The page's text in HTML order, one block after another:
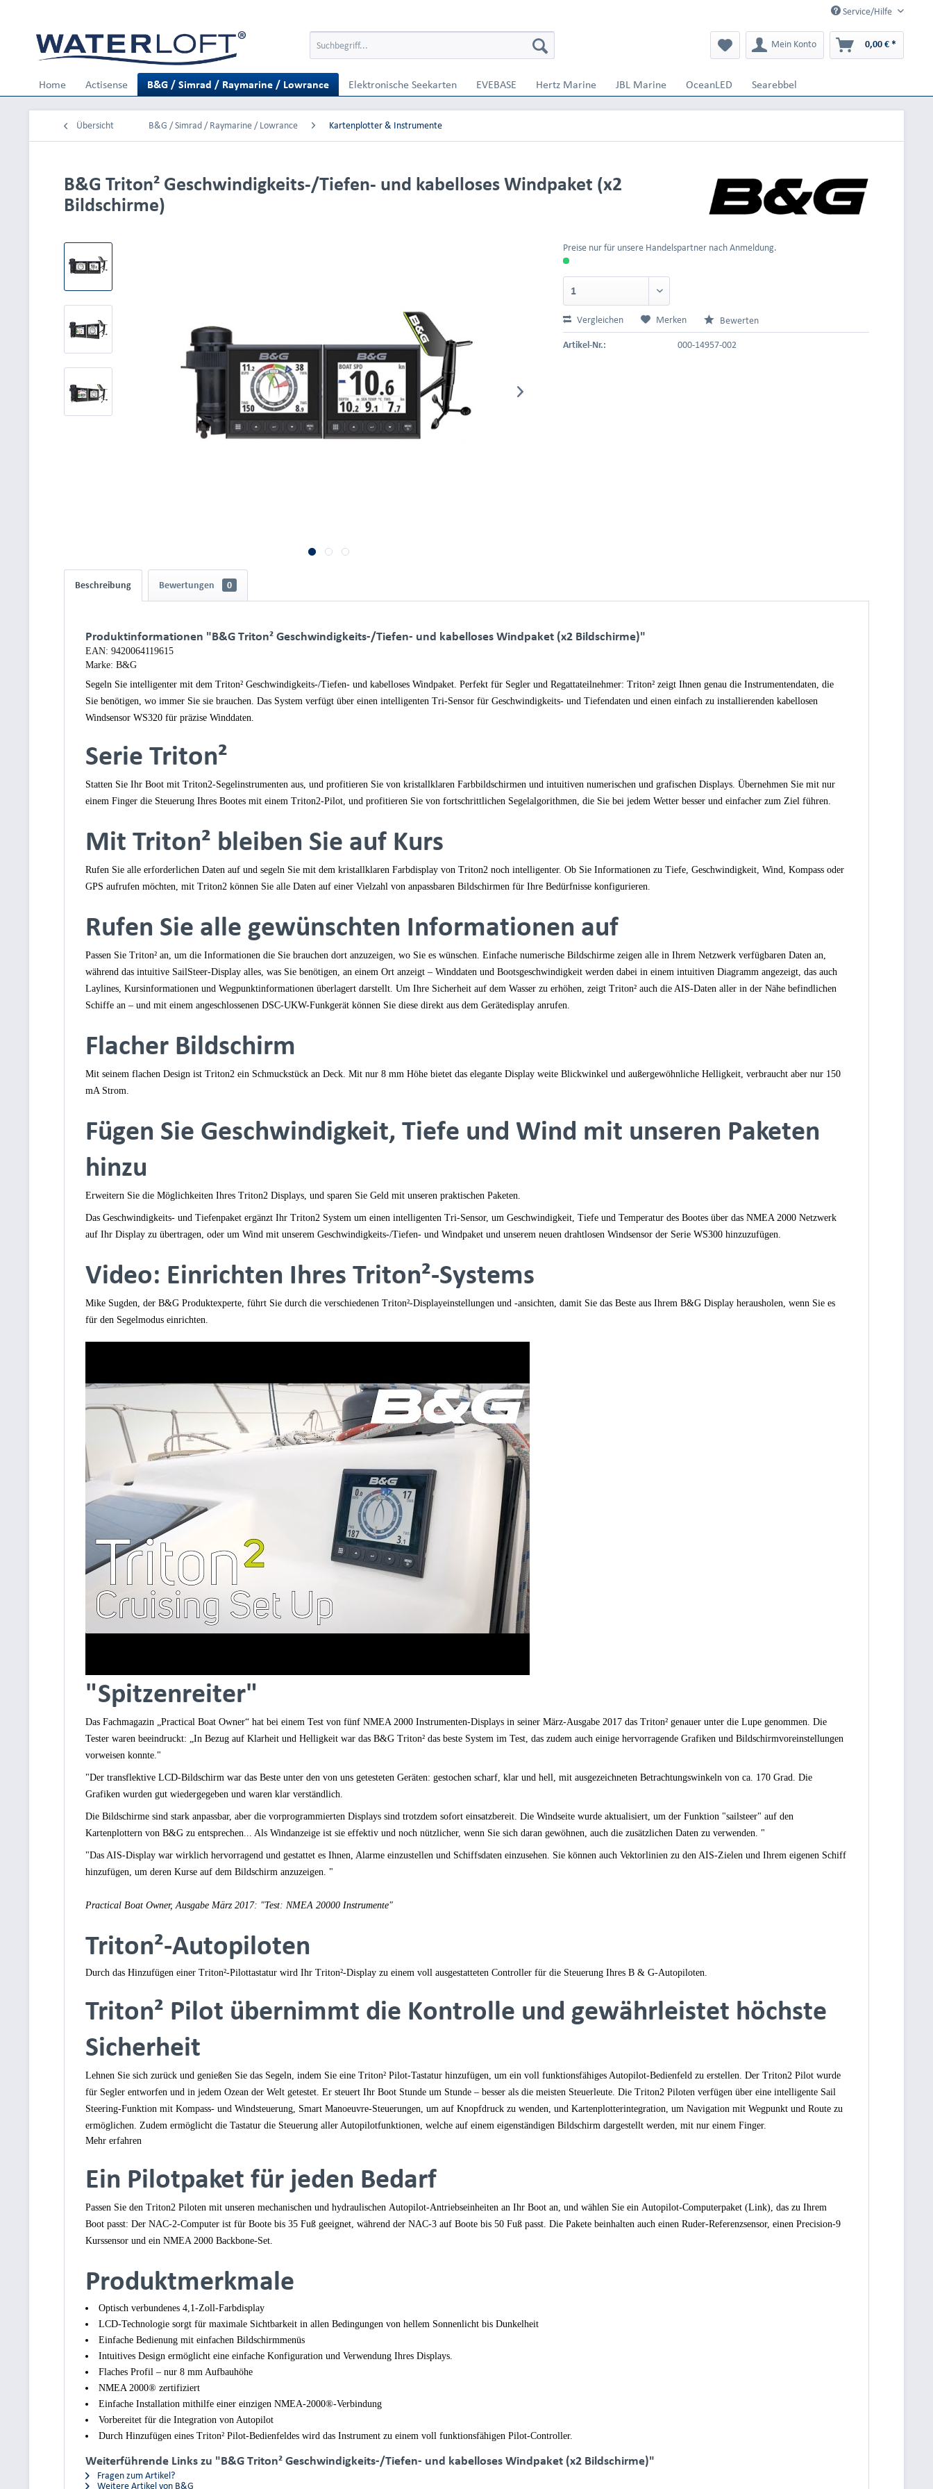
Service/Hilfe
Mein Konto 0,00 € *
Home Actisense B&G / Simrad / Raymarine / Lowrance Elektronische Seekarten EVEBASE Hertz Marine JBL Marine OceanLED Searebbel
Übersicht B&G / Simrad / Raymarine / Lowrance Kartenplotter & Instrumente
B&G Triton² Geschwindigkeits-/Tiefen- und kabelloses Windpaket (x2
Bildschirme)
Preise nur für unsere Handelspartner nach Anmeldung.
Vergleichen Merken Bewerten
Artikel-Nr.: 000-14957-002
Beschreibung Bewertungen 0
Produktinformationen "B&G Triton² Geschwindigkeits-/Tiefen- und kabelloses Windpaket (x2 Bildschirme)"
EAN: 9420064119615
Marke: B&G
Segeln Sie intelligenter mit dem Triton² Geschwindigkeits-/Tiefen- und kabelloses Windpaket. Perfekt für Segler und Regattateilnehmer: Triton² zeigt Ihnen genau die Instrumentendaten, die
Sie benötigen, wo immer Sie sie brauchen. Das System verfügt über einen intelligenten Tri-Sensor für Geschwindigkeits- und Tiefendaten und einen einfach zu installierenden kabellosen
Windsensor WS320 für präzise Winddaten.
Serie Triton²
Statten Sie Ihr Boot mit Triton2-Segelinstrumenten aus, und profitieren Sie von kristallklaren Farbbildschirmen und intuitiven numerischen und grafischen Displays. Übernehmen Sie mit nur
einem Finger die Steuerung Ihres Bootes mit einem Triton2-Pilot, und profitieren Sie von fortschrittlichen Segelalgorithmen, die Sie bei jedem Wetter besser und einfacher zum Ziel führen.
Mit Triton² bleiben Sie auf Kurs
Rufen Sie alle erforderlichen Daten auf und segeln Sie mit dem kristallklaren Farbdisplay von Triton2 noch intelligenter. Ob Sie Informationen zu Tiefe, Geschwindigkeit, Wind, Kompass oder
GPS aufrufen möchten, mit Triton2 können Sie alle Daten auf einer Vielzahl von anpassbaren Bildschirmen für Ihre Bedürfnisse konfigurieren.
Rufen Sie alle gewünschten Informationen auf
Passen Sie Triton² an, um die Informationen die Sie brauchen dort anzuzeigen, wo Sie es wünschen. Einfache numerische Bildschirme zeigen alle in Ihrem Netzwerk verfügbaren Daten an,
während das intuitive SailSteer-Display alles, was Sie benötigen, an einem Ort anzeigt – Winddaten und Bootsgeschwindigkeit werden dabei in einem intuitiven Diagramm angezeigt, das auch
Laylines, Kursinformationen und Wegpunktinformationen überlagert darstellt. Um Ihre Sicherheit auf dem Wasser zu erhöhen, zeigt Triton² auch die AIS-Daten aller in der Nähe befindlichen
Schiffe an – und mit einem angeschlossenen DSC-UKW-Funkgerät können Sie diese direkt aus dem Gerätedisplay anrufen.
Flacher Bildschirm
Mit seinem flachen Design ist Triton2 ein Schmuckstück an Deck. Mit nur 8 mm Höhe bietet das elegante Display weite Blickwinkel und außergewöhnliche Helligkeit, verbraucht aber nur 150
mA Strom.
Fügen Sie Geschwindigkeit, Tiefe und Wind mit unseren Paketen
hinzu
Erweitern Sie die Möglichkeiten Ihres Triton2 Displays, und sparen Sie Geld mit unseren praktischen Paketen.
Das Geschwindigkeits- und Tiefenpaket ergänzt Ihr Triton2 System um einen intelligenten Tri-Sensor, um Geschwindigkeit, Tiefe und Temperatur des Bootes über das NMEA 2000 Netzwerk
auf Ihr Display zu übertragen, oder um Wind mit unserem Geschwindigkeits-/Tiefen- und Windpaket und unserem neuen drahtlosen Windsensor der Serie WS300 hinzuzufügen.
Video: Einrichten Ihres Triton²-Systems
Mike Sugden, der B&G Produktexperte, führt Sie durch die verschiedenen Triton²-Displayeinstellungen und -ansichten, damit Sie das Beste aus Ihrem B&G Display herausholen, wenn Sie es
für den Segelmodus einrichten.
"Spitzenreiter"
Das Fachmagazin „Practical Boat Owner“ hat bei einem Test von fünf NMEA 2000 Instrumenten-Displays in seiner März-Ausgabe 2017 das Triton² genauer unter die Lupe genommen. Die
Tester waren beeindruckt: „In Bezug auf Klarheit und Helligkeit war das B&G Triton² das beste System im Test, das zudem auch einige hervorragende Grafiken und Bildschirmvoreinstellungen
vorweisen konnte."
"Der transflektive LCD-Bildschirm war das Beste unter den von uns getesteten Geräten: gestochen scharf, klar und hell, mit ausgezeichneten Betrachtungswinkeln von ca. 170 Grad. Die
Grafiken wurden gut wiedergegeben und waren klar verständlich.
Die Bildschirme sind stark anpassbar, aber die vorprogrammierten Displays sind trotzdem sofort einsatzbereit. Die Windseite wurde aktualisiert, um der Funktion "sailsteer" auf den
Kartenplottern von B&G zu entsprechen... Als Windanzeige ist sie effektiv und noch nützlicher, wenn Sie sich daran gewöhnen, auch die zusätzlichen Daten zu verwenden. "
"Das AIS-Display war wirklich hervorragend und gestattet es Ihnen, Alarme einzustellen und Schiffsdaten einzusehen. Sie können auch Vektorlinien zu den AIS-Zielen und Ihrem eigenen Schiff
hinzufügen, um deren Kurse auf dem Bildschirm anzuzeigen. "
Practical Boat Owner, Ausgabe März 2017: "Test: NMEA 20000 Instrumente"
Triton²-Autopiloten
Durch das Hinzufügen einer Triton²-Pilottastatur wird Ihr Triton²-Display zu einem voll ausgestatteten Controller für die Steuerung Ihres B & G-Autopiloten.
Triton² Pilot übernimmt die Kontrolle und gewährleistet höchste
Sicherheit
Lehnen Sie sich zurück und genießen Sie das Segeln, indem Sie eine Triton² Pilot-Tastatur hinzufügen, um ein voll funktionsfähiges Autopilot-Bedienfeld zu erstellen. Der Triton2 Pilot wurde
für Segler entworfen und in jedem Ozean der Welt getestet. Er steuert Ihr Boot Stunde um Stunde – besser als die meisten Steuerleute. Die Triton2 Piloten verfügen über eine intelligente Sail
Steering-Funktion mit Kompass- und Windsteuerung, Smart Manoeuvre-Steuerungen, um auf Knopfdruck zu wenden, und Kartenplotterintegration, um Navigation mit Wegpunkt und Route zu
ermöglichen. Zudem ermöglicht die Tastatur die Steuerung aller Autopilotfunktionen, welche auf einem eigenständigen Bildschirm dargestellt werden, mit nur einem Finger.
Mehr erfahren
Ein Pilotpaket für jeden Bedarf
Passen Sie den Triton2 Piloten mit unseren mechanischen und hydraulischen Autopilot-Antriebseinheiten an Ihr Boot an, und wählen Sie ein Autopilot-Computerpaket (Link), das zu Ihrem
Boot passt: Der NAC-2-Computer ist für Boote bis 35 Fuß geeignet, während der NAC-3 auf Boote bis 50 Fuß passt. Die Pakete beinhalten auch einen Ruder-Referenzsensor, einen Precision-9
Kurssensor und ein NMEA 2000 Backbone-Set.
Produktmerkmale
Optisch verbundenes 4,1-Zoll-Farbdisplay
LCD-Technologie sorgt für maximale Sichtbarkeit in allen Bedingungen von hellem Sonnenlicht bis Dunkelheit
Einfache Bedienung mit einfachen Bildschirmmenüs
Intuitives Design ermöglicht eine einfache Konfiguration und Verwendung Ihres Displays.
Flaches Profil – nur 8 mm Aufbauhöhe
NMEA 2000® zertifiziert
Einfache Installation mithilfe einer einzigen NMEA-2000®-Verbindung
Vorbereitet für die Integration von Autopilot
Durch Hinzufügen eines Triton² Pilot-Bedienfeldes wird das Instrument zu einem voll funktionsfähigen Pilot-Controller.
Weiterführende Links zu "B&G Triton² Geschwindigkeits-/Tiefen- und kabelloses Windpaket (x2 Bildschirme)"
Fragen zum Artikel?
Weitere Artikel von B&G